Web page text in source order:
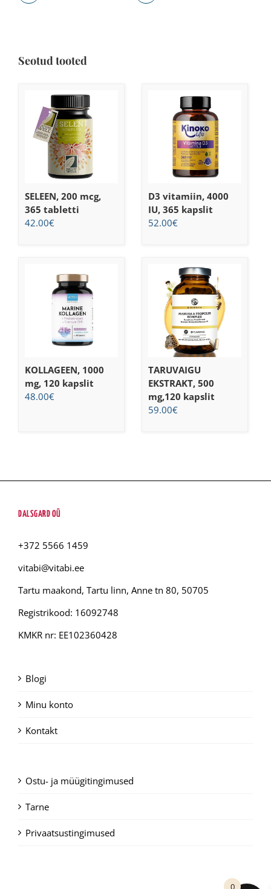
Seotud tooted
SELEEN, 200 mcg,
365 tabletti
42.00€
D3 vitamiin, 4000
IU, 365 kapslit
52.00€
KOLLAGEEN, 1000
mg, 120 kapslit
48.00€
TARUVAIGU
EKSTRAKT, 500
mg,120 kapslit
59.00€
DALSGARD OÜ
+372 5566 1459
vitabi@vitabi.ee
Tartu maakond, Tartu linn, Anne tn 80, 50705
Registrikood: 16092748
KMKR nr: EE102360428
Blogi
Minu konto
Kontakt
Ostu- ja müügitingimused
Tarne
Privaatsustingimused
0